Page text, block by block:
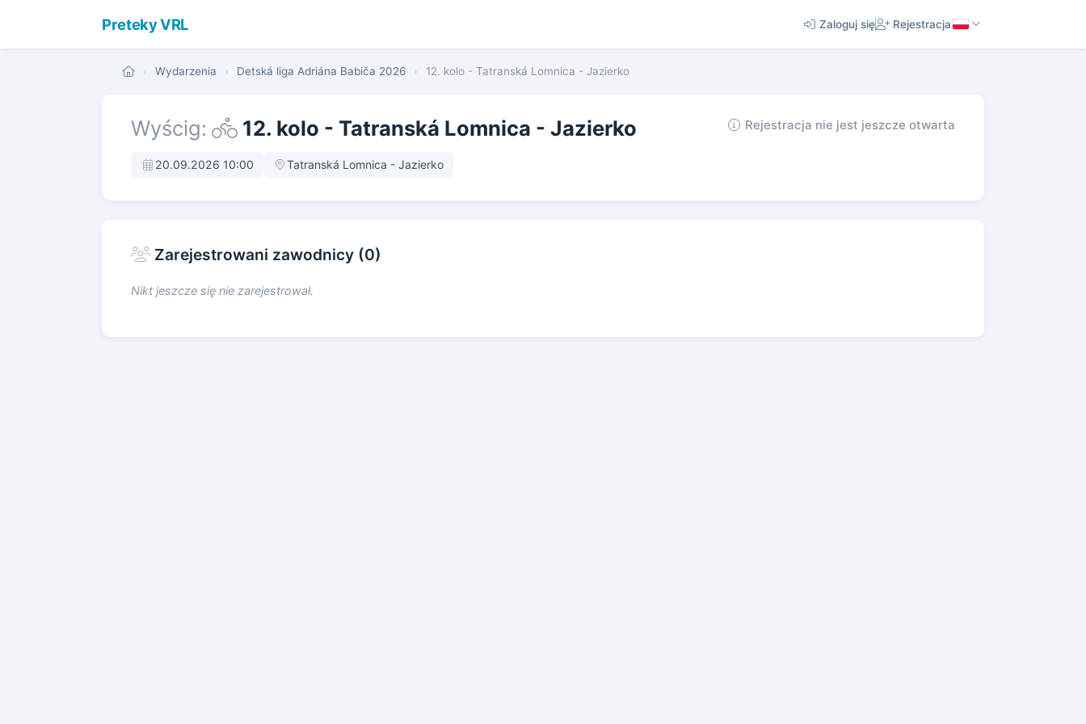
Preteky VRL Zaloguj się Rejestracja
› Wydarzenia › Detská liga Adriána Babiča 2026 › 12. kolo - Tatranská Lomnica - Jazierko
Rejestracja nie jest jeszcze otwarta
Wyścig: 12. kolo - Tatranská Lomnica - Jazierko
20.09.2026 10:00 Tatranská Lomnica - Jazierko
Zarejestrowani zawodnicy (0)
Nikt jeszcze się nie zarejestrował.